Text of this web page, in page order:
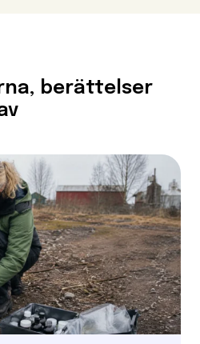
berättelser